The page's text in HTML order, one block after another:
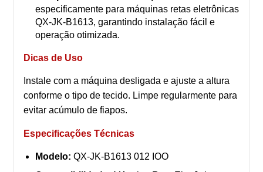
especificamente para máquinas retas eletrônicas
QX-JK-B1613, garantindo instalação fácil e
operação otimizada.
Dicas de Uso
Instale com a máquina desligada e ajuste a altura
conforme o tipo de tecido. Limpe regularmente para
evitar acúmulo de fiapos.
Especificações Técnicas
Modelo: QX-JK-B1613 012 IOO